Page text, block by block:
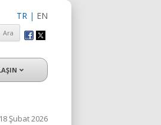
TR | EN
18 Şubat 2026